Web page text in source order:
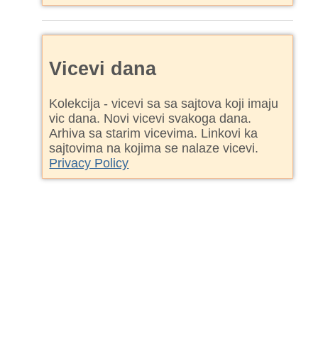
Vicevi dana
Kolekcija - vicevi sa sa sajtova koji imaju
vic dana. Novi vicevi svakoga dana.
Arhiva sa starim vicevima. Linkovi ka
sajtovima na kojima se nalaze vicevi.
Privacy Policy